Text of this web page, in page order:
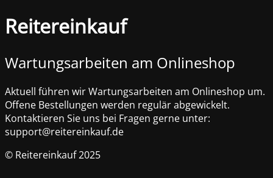
Reitereinkauf
Wartungsarbeiten am Onlineshop
Aktuell führen wir Wartungsarbeiten am Onlineshop um.
Offene Bestellungen werden regulär abgewickelt.
Kontaktieren Sie uns bei Fragen gerne unter:
support@reitereinkauf.de
© Reitereinkauf 2025